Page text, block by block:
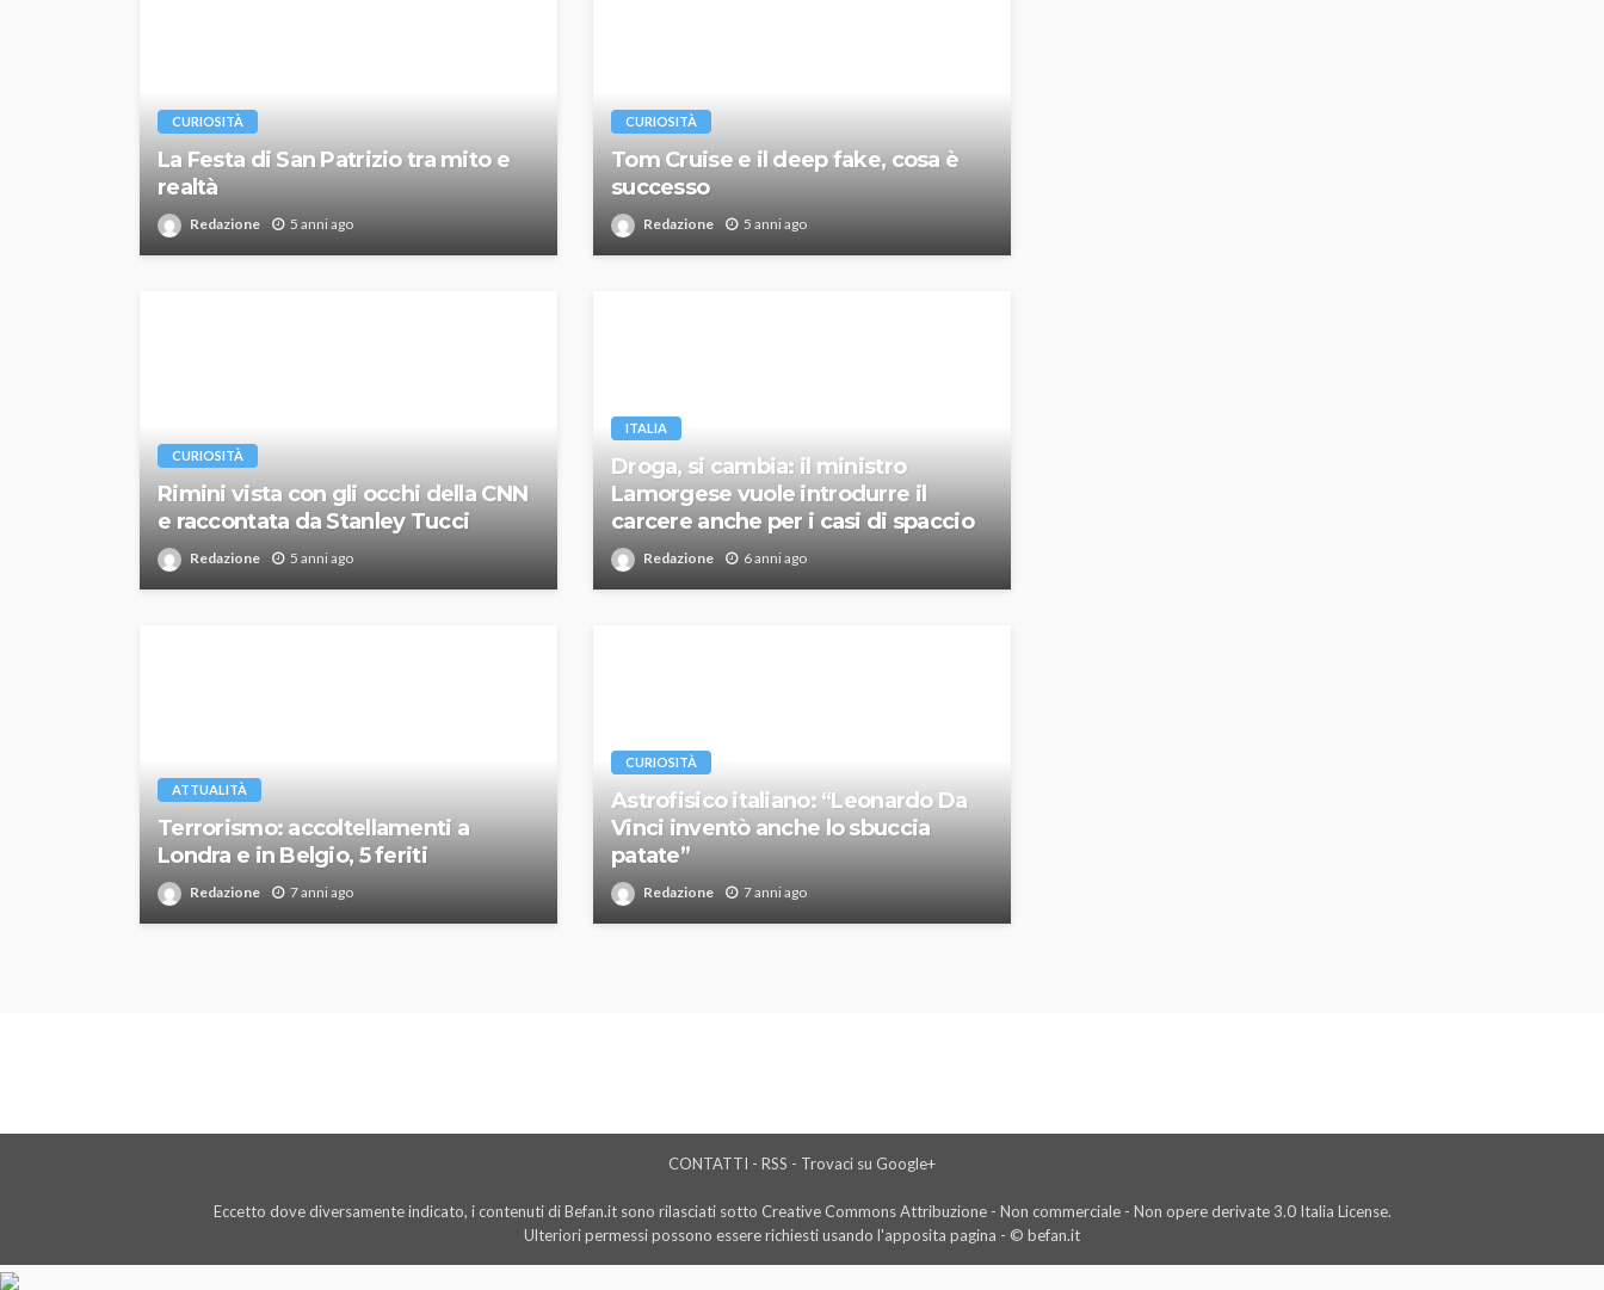
CURIOSITÀ
La Festa di San Patrizio tra mito e
realtà
Redazione 5 anni ago
CURIOSITÀ
Tom Cruise e il deep fake, cosa è
successo
Redazione 5 anni ago
CURIOSITÀ
Rimini vista con gli occhi della CNN
e raccontata da Stanley Tucci
Redazione 5 anni ago
ITALIA
Droga, si cambia: il ministro
Lamorgese vuole introdurre il
carcere anche per i casi di spaccio
Redazione 6 anni ago
ATTUALITÀ
Terrorismo: accoltellamenti a
Londra e in Belgio, 5 feriti
Redazione 7 anni ago
CURIOSITÀ
Astrofisico italiano: “Leonardo Da
Vinci inventò anche lo sbuccia
patate”
Redazione 7 anni ago
CONTATTI - RSS - Trovaci su Google+
Eccetto dove diversamente indicato, i contenuti di Befan.it sono rilasciati sotto Creative Commons Attribuzione - Non commerciale - Non opere derivate 3.0 Italia License.
Ulteriori permessi possono essere richiesti usando l'apposita pagina - © befan.it